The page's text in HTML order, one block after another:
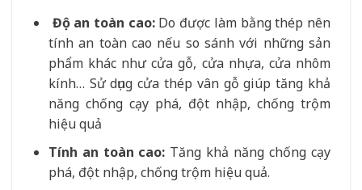
Độ an toàn cao:Do được làm bằng thép nên
tính an toàn cao nếu so sánh với những sản
phẩm khác như cửa gỗ, cửa nhựa, cửa nhôm
kính… Sử dụng cửa thép vân gỗ giúp tăng khả
năng chống cạy phá, đột nhập, chống trộm
hiệu quả
Tính an toàn cao: Tăng khả năng chống cạy
phá, đột nhập, chống trộm hiệu quả.